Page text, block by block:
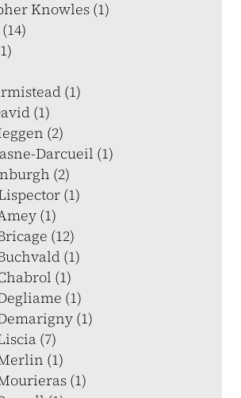
Knowles (1)
(1)
(1)
(2)
Darcueil (1)
(2)
(1)
(1)
(12)
(1)
(1)
(1)
(1)
(7)
(1)
(1)